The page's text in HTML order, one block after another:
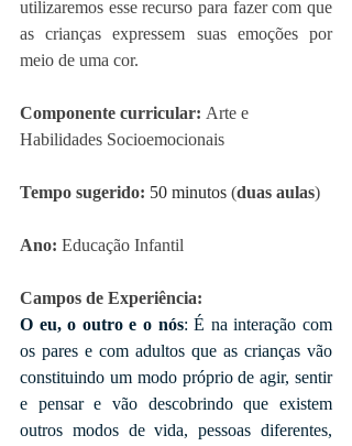
utilizaremos esse recurso para fazer com que
as crianças expressem suas emoções por
meio de uma cor.
Componente curricular: Arte e
Habilidades Socioemocionais
Tempo sugerido: 50 minutos (duas aulas)
Ano: Educação Infantil
Campos de Experiência:
O eu, o outro e o nós: É na interação com
os pares e com adultos que as crianças vão
constituindo um modo próprio de agir, sentir
e pensar e vão descobrindo que existem
outros modos de vida, pessoas diferentes,